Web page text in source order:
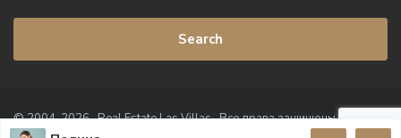
Search
© 2004-2026 · Real Estate Las Villas · Все права защищены